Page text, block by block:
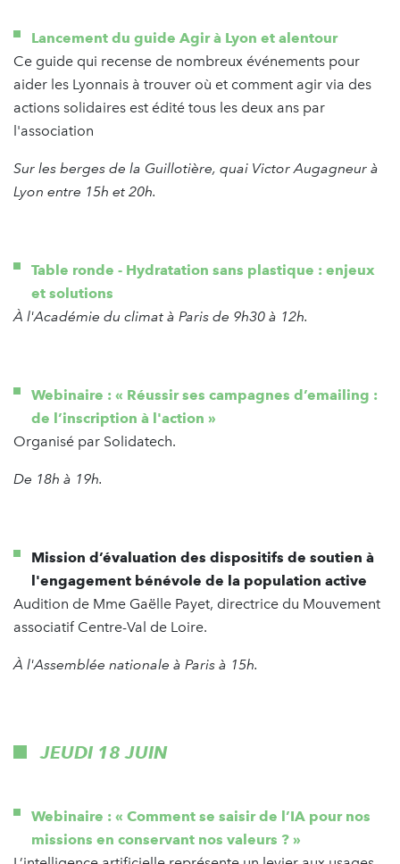
Lancement du guide Agir à Lyon et alentour
Ce guide qui recense de nombreux événements pour
aider les Lyonnais à trouver où et comment agir via des
actions solidaires est édité tous les deux ans par
l'association
Sur les berges de la Guillotière, quai Victor Augagneur à
Lyon entre 15h et 20h.
Table ronde - Hydratation sans plastique : enjeux
et solutions
À l'Académie du climat à Paris de 9h30 à 12h.
Webinaire : « Réussir ses campagnes d’emailing :
de l’inscription à l'action »
Organisé par Solidatech.
De 18h à 19h.
Mission d’évaluation des dispositifs de soutien à
l'engagement bénévole de la population active
Audition de Mme Gaëlle Payet, directrice du Mouvement
associatif Centre-Val de Loire.
À l'Assemblée nationale à Paris à 15h.
JEUDI 18 JUIN
Webinaire : « Comment se saisir de l’IA pour nos
missions en conservant nos valeurs ? »